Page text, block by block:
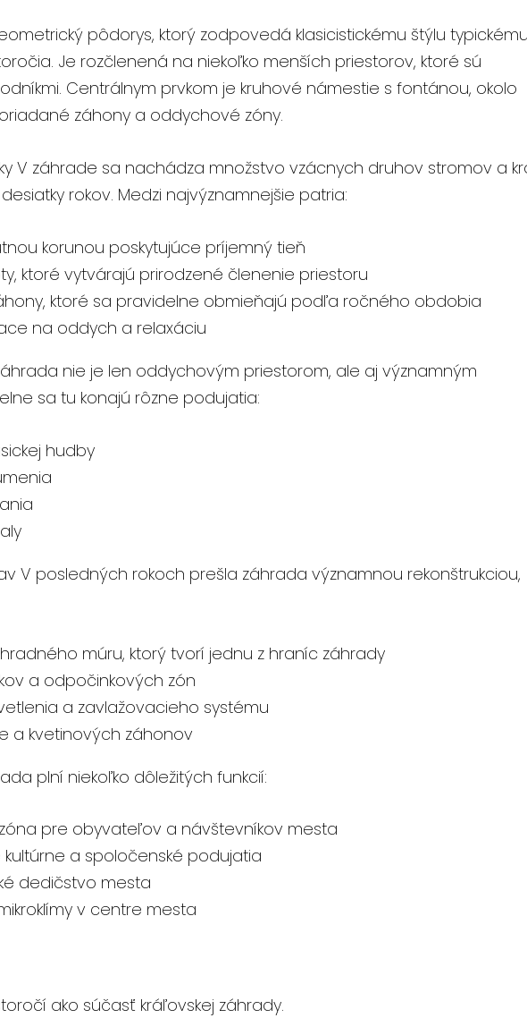
pôdorys, ktorý zodpovedá klasicistickému štýlu
Je rozčlenená na niekoľko menších priestorov, ktoré sú
Centrálnym prvkom je kruhové námestie s fontánou, okolo
záhony a oddychové zóny.
V záhrade sa nachádza množstvo vzácnych druhov stromov a
rokov. Medzi najvýznamnejšie patria:
korunou poskytujúce príjemný tieň
ktoré vytvárajú prirodzené členenie priestoru
ktoré sa pravidelne obmieňajú podľa ročného obdobia
na oddych a relaxáciu
nie je len oddychovým priestorom, ale aj významným
sa tu konajú rôzne podujatia:
hudby
V posledných rokoch prešla záhrada významnou rekonštrukciou,
múru, ktorý tvorí jednu z hraníc záhrady
a odpočinkových zón
a zavlažovacieho systému
a kvetinových záhonov
plní niekoľko dôležitých funkcií:
pre obyvateľov a návštevníkov mesta
kultúrne a spoločenské podujatia
dedičstvo mesta
v centre mesta
ako súčasť kráľovskej záhrady.